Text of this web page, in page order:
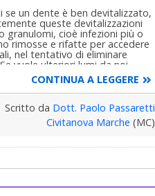
se un dente è ben devitalizzato,
queste devitalizzazioni
granulomi, cioè infezioni più o
rimosse e rifatte per accedere
nel tentativo di eliminare
vuole ulteriori lumi da noi,
CONTINUA A LEGGERE
Scritto da Dott. Paolo Passaretti
Civitanova Marche (MC)